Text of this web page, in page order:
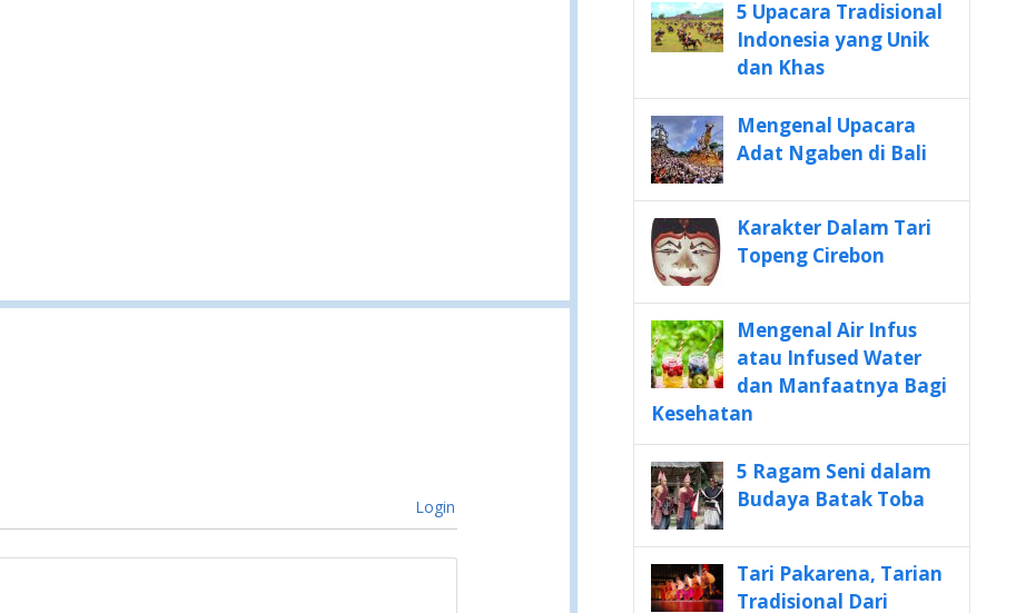
Login
5 Upacara Tradisional
Indonesia yang Unik
dan Khas
Mengenal Upacara
Adat Ngaben di Bali
Karakter Dalam Tari
Topeng Cirebon
Mengenal Air Infus
atau Infused Water
dan Manfaatnya Bagi
Kesehatan
5 Ragam Seni dalam
Budaya Batak Toba
Tari Pakarena, Tarian
Tradisional Dari